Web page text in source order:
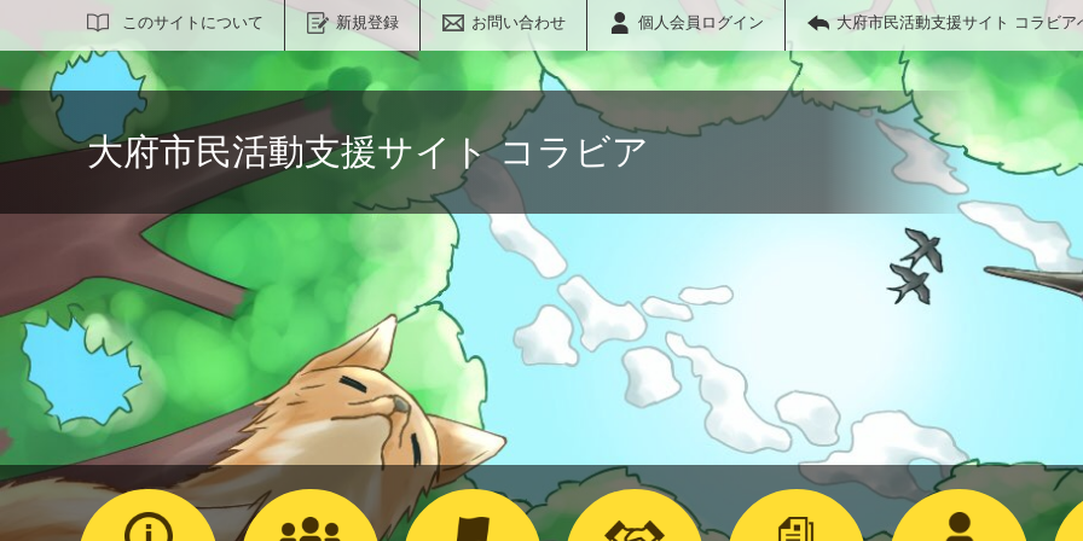
このサイトについて 新規登録 お問い合わせ 個人会員ログイン 大府市民活動支援サイト コラビア
サイト内検索
大府市民活動支援サイト コラビア